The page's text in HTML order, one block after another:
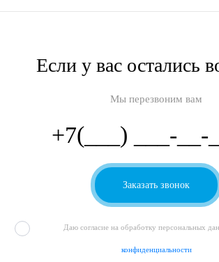
Если у вас остались
Мы перезвоним вам
Даю согласие на обработку персональных
конфиденциальности